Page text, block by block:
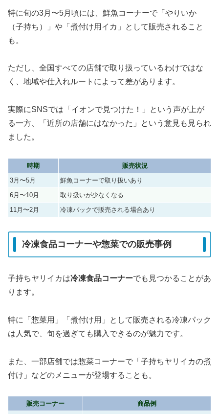
特に旬の3月〜5月頃には、鮮魚コーナーで「やりいか
（子持ち）」や「煮付け用イカ」として販売されること
も。
ただし、全国すべての店舗で取り扱っているわけではな
く、地域や仕入れルートによって差があります。
実際にSNSでは「イオンで見つけた！」という声が上が
る一方、「近所の店舗にはなかった」という意見も見られ
ました。
時期
販売状況
3月〜5月
鮮魚コーナーで取り扱いあり
6月〜10月
取り扱いが少なくなる
11月〜2月
冷凍パックで販売される場合あり
冷凍食品コーナーや惣菜での販売事例
子持ちヤリイカは冷凍食品コーナーでも見つかることがあ
ります。
特に「惣菜用」「煮付け用」として販売される冷凍パック
は人気で、旬を過ぎても購入できるのが魅力です。
また、一部店舗では惣菜コーナーで「子持ちヤリイカの煮
付け」などのメニューが登場することも。
販売コーナー
商品例